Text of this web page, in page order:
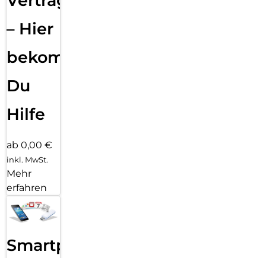
– Hier
bekommst
Du
Hilfe
ab 0,00 €
inkl. MwSt.
Mehr
erfahren
Smartphone